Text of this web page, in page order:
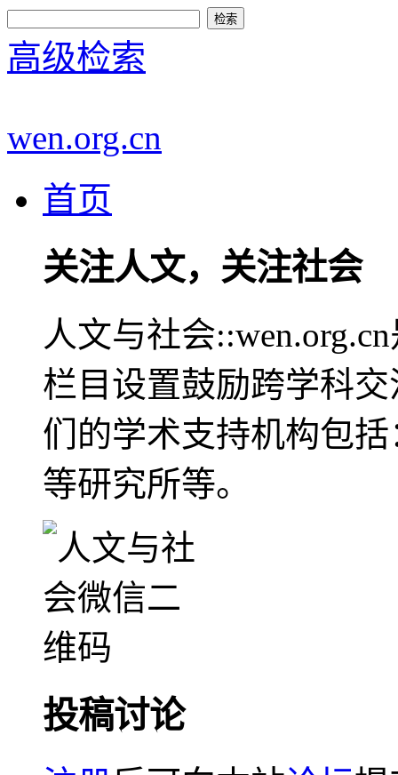
高级检索
wen.org.cn
首页
关注人文，关注社会
人文与社会
栏目设置鼓励跨学科
们的学术支持机构包
等研究所等。
投稿讨论